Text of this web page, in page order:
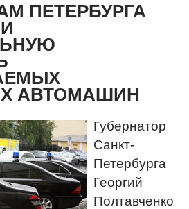
ПЕТЕРБУРГА
АВТОМАШИН
Губернатор
Санкт-
Петербурга
Георгий
Полтавченко